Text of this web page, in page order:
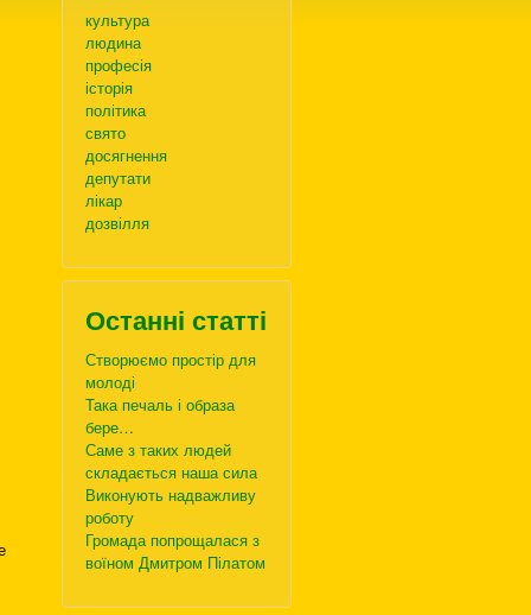
культура
людина
професія
історія
політика
свято
досягнення
депутати
лікар
дозвілля
Останні статті
Створюємо простір для
молоді
Така печаль і образа
бере…
Саме з таких людей
складається наша сила
Виконують надважливу
роботу
Громада попрощалася з
воїном Дмитром Пілатом